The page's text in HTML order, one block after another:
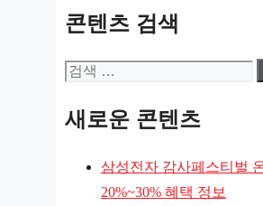
콘텐츠 검색
검
새로운 콘텐츠
삼성전자 감사페스티벌
20%~30% 혜택 정보